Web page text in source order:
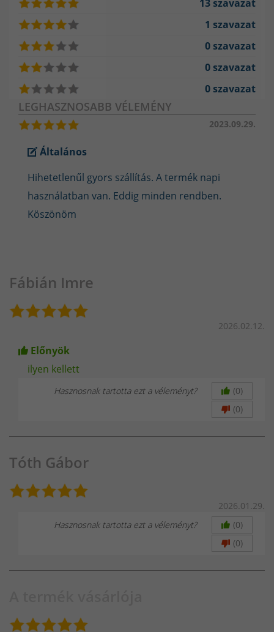
Olvasgass blogjaink között, hogy többet tudj meg
palackjainkról:
https://www.hegesztestechnika-webaruhaz.hu/blog/ipari-
gazok-forgalmazasa-2022-evi-valtozasok
13 szavazat
1 szavazat
0 szavazat
0 szavazat
0 szavazat
LEGHASZNOSABB VÉLEMÉNY
2023.09.29.
Általános
Hihetetlenűl gyors szállítás. A termék napi
használatban van. Eddig minden rendben.
Köszönöm
Fábián Imre
2026.02.12.
Előnyök
ilyen kellett
Hasznosnak tartotta ezt a véleményt?
(0)
(0)
Tóth Gábor
2026.01.29.
Hasznosnak tartotta ezt a véleményt?
(0)
(0)